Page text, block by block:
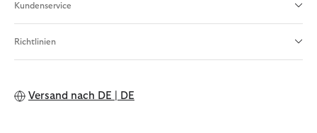
Kundenservice
Richtlinien
Versand nach DE | DE